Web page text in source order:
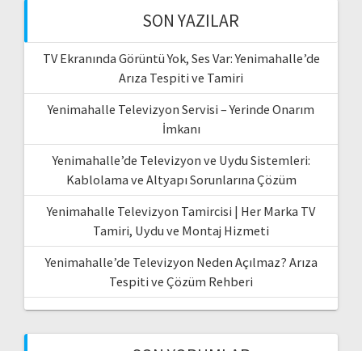
SON YAZILAR
TV Ekranında Görüntü Yok, Ses Var: Yenimahalle’de
Arıza Tespiti ve Tamiri
Yenimahalle Televizyon Servisi – Yerinde Onarım
İmkanı
Yenimahalle’de Televizyon ve Uydu Sistemleri:
Kablolama ve Altyapı Sorunlarına Çözüm
Yenimahalle Televizyon Tamircisi | Her Marka TV
Tamiri, Uydu ve Montaj Hizmeti
Yenimahalle’de Televizyon Neden Açılmaz? Arıza
Tespiti ve Çözüm Rehberi